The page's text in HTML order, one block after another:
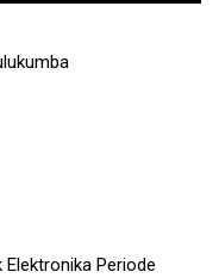
Elektronika Periode